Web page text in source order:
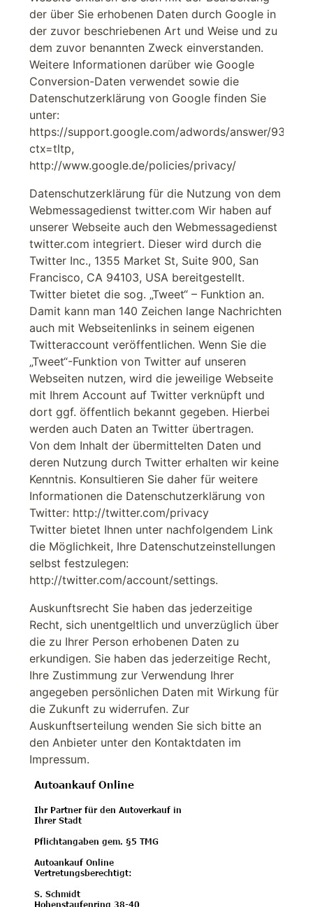
der über Sie erhobenen Daten durch Google in
der zuvor beschriebenen Art und Weise und zu
dem zuvor benannten Zweck einverstanden.
Weitere Informationen darüber wie Google
Conversion-Daten verwendet sowie die
Datenschutzerklärung von Google finden Sie
unter:
https://support.google.com/adwords/answer/93148?
ctx=tltp,
http://www.google.de/policies/privacy/
Datenschutzerklärung für die Nutzung von dem
Webmessagedienst twitter.com Wir haben auf
unserer Webseite auch den Webmessagedienst
twitter.com integriert. Dieser wird durch die
Twitter Inc., 1355 Market St, Suite 900, San
Francisco, CA 94103, USA bereitgestellt.
Twitter bietet die sog. „Tweet“ – Funktion an.
Damit kann man 140 Zeichen lange Nachrichten
auch mit Webseitenlinks in seinem eigenen
Twitteraccount veröffentlichen. Wenn Sie die
„Tweet“-Funktion von Twitter auf unseren
Webseiten nutzen, wird die jeweilige Webseite
mit Ihrem Account auf Twitter verknüpft und
dort ggf. öffentlich bekannt gegeben. Hierbei
werden auch Daten an Twitter übertragen.
Von dem Inhalt der übermittelten Daten und
deren Nutzung durch Twitter erhalten wir keine
Kenntnis. Konsultieren Sie daher für weitere
Informationen die Datenschutzerklärung von
Twitter: http://twitter.com/privacy
Twitter bietet Ihnen unter nachfolgendem Link
die Möglichkeit, Ihre Datenschutzeinstellungen
selbst festzulegen:
http://twitter.com/account/settings.
Auskunftsrecht Sie haben das jederzeitige
Recht, sich unentgeltlich und unverzüglich über
die zu Ihrer Person erhobenen Daten zu
erkundigen. Sie haben das jederzeitige Recht,
Ihre Zustimmung zur Verwendung Ihrer
angegeben persönlichen Daten mit Wirkung für
die Zukunft zu widerrufen. Zur
Auskunftserteilung wenden Sie sich bitte an
den Anbieter unter den Kontaktdaten im
Impressum.